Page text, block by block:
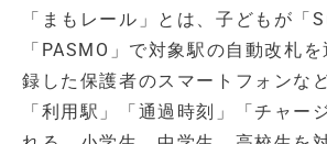
「まもレール」とは、子どもが「
「PASMO」で対象駅の自動改札
録した保護者のスマートフォンな
「利用駅」「通過時刻」「チャー